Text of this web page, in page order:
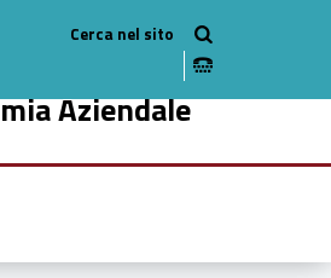
Aziendale
59